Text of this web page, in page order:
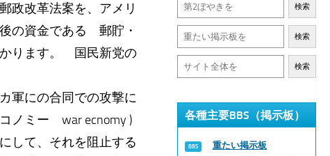
改革法案を、アメリ
の資金である 郵貯・
かります。 国民新党の
軍にの合同での攻撃に
ノミー war ecnomy )
て、それを阻止する
検索
検索
検索
各種主要BBS（掲示板）
重たい掲示板